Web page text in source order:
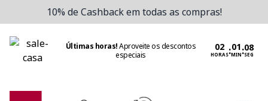
10% de Cashback em todas as compras!
Últimas horas!Aproveite os descontos
especiais
HORAS:MIN:SEG